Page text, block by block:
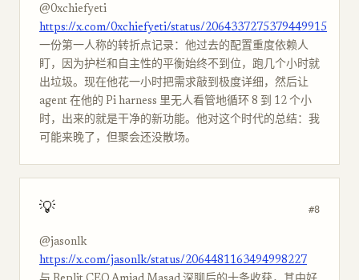
@0xchiefyeti
https://x.com/0xchiefyeti/status/2064337275379449915
一份第一人称的转折点记录：他过去的配置重度依赖人
盯，因为护栏和自主性的平衡始终不到位，跑几个小时就
出垃圾。现在他花一小时把需求敲到极度详细，然后让
agent 在他的 Pi harness 里无人看管地循环 8 到 12 个小
时，出来的就是干净的新功能。他对这个时代的总结：我
可能来晚了，但聚会还没散场。
💡 #8
@jasonlk
https://x.com/jasonlk/status/2064481163494998227